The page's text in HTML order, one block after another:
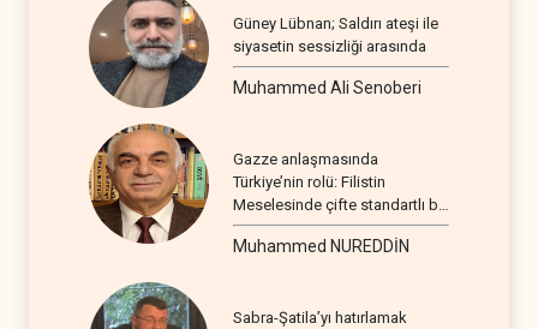
Güney Lübnan; Saldırı ateşi ile
siyasetin sessizliği arasında
Muhammed Ali Senoberi
Gazze anlaşmasında
Türkiye’nin rolü: Filistin
Meselesinde çifte standartlı bir
seyir
Muhammed NUREDDİN
Sabra-Şatila’yı hatırlamak